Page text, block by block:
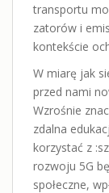
transportu
zatorów i
kontekście
W miarę jak
przed nami
Wzrośnie
zdalna
korzystać z
rozwoju 5G
społeczne,